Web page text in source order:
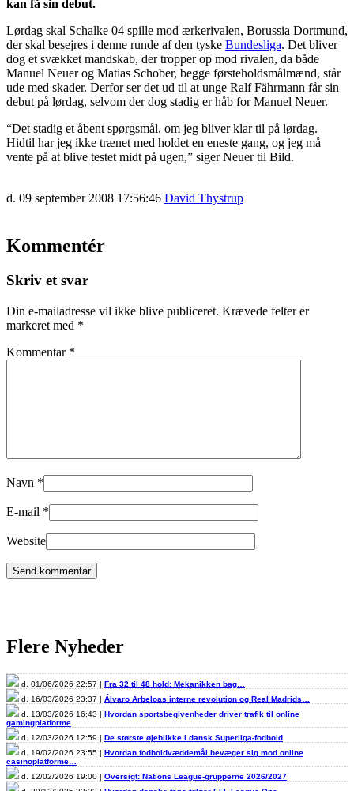
kan få sin debut.
Lørdag skal Schalke 04 spille mod ærkerivalen, Borussia Dortmund,
der skal besejres i denne runde af den tyske Bundesliga. Det bliver
dog et svækket mandskab, der tropper op mod rivalen, da både
Manuel Neuer og Matias Schober, begge førsteholdsmålmænd, står
ude med skader. Derfor ser det ud til at unge Ralf Fährmann får sin
debut på lørdag, selvom der dog stadig er håb for Manuel Neuer.
“Det stadig et åbent spørgsmål, om jeg bliver klar til på lørdag.
Hidtil har jeg ikke trænet med holdet en eneste gang, og jeg må
vente på at blive testet midt på ugen,” siger Neuer til Bild.
d. 09 september 2008 17:56:46 David Thystrup
Kommentér
Skriv et svar
Din e-mailadresse vil ikke blive publiceret. Krævede felter er
markeret med *
Kommentar *
Navn *
E-mail *
Website
Flere Nyheder
d. 01/06/2026 22:57 | Fra 32 til 48 hold: Mekanikken bag…
d. 16/03/2026 23:37 | Álvaro Arbeloas interne revolution og Real Madrids…
d. 13/03/2026 16:43 | Hvordan sportsbegivenheder driver trafik til online
gamingplatforme
d. 12/03/2026 12:59 | De største øjeblikke i dansk Superliga-fodbold
d. 19/02/2026 23:55 | Hvordan fodboldvæddemål bevæger sig mod online
casinoplatforme…
d. 12/02/2026 19:00 | Oversigt: Nations League-grupperne 2026/2027